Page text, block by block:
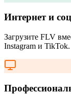
Интернет и
Загрузите FLV
Instagram и TikTok.